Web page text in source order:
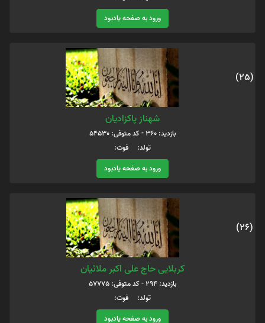
ورود به صفحه یادبود
(25)
شهناز پاکزادیان
بازدید: 360 - کد متوفی: 54530
تولد: فوت:
ورود به صفحه یادبود
(26)
کربلایی حاج علی اکبر ملائیان
بازدید: 294 - کد متوفی: 57775
تولد: فوت:
ورود به صفحه یادبود